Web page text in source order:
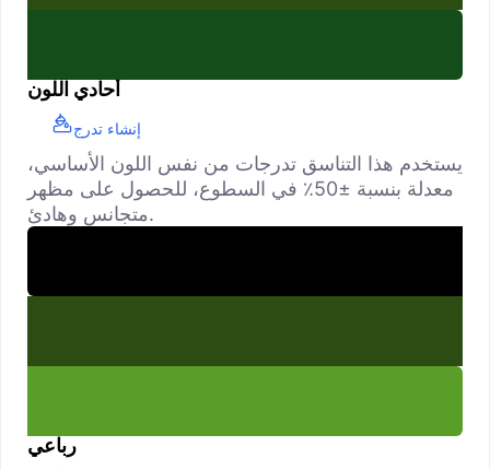
أحادي اللون
إنشاء تدرج
يستخدم هذا التناسق تدرجات من نفس اللون الأساسي،
معدلة بنسبة ±50٪ في السطوع، للحصول على مظهر
متجانس وهادئ.
رباعي